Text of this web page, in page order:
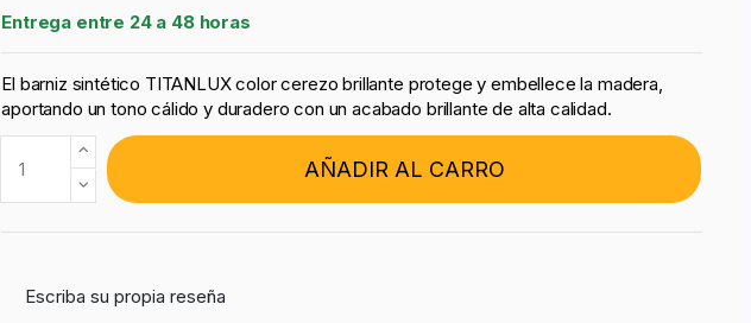
Entrega entre 24 a 48 horas
El barniz sintético TITANLUX color cerezo brillante protege y embellece la madera,
aportando un tono cálido y duradero con un acabado brillante de alta calidad.
AÑADIR AL CARRO
Escriba su propia reseña